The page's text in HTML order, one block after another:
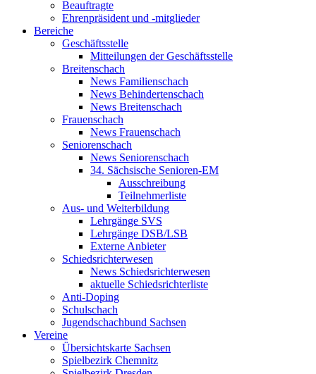
Beauftragte
Ehrenpräsident und -mitglieder
Bereiche
Geschäftsstelle
Mitteilungen der Geschäftsstelle
Breitenschach
News Familienschach
News Behindertenschach
News Breitenschach
Frauenschach
News Frauenschach
Seniorenschach
News Seniorenschach
34. Sächsische Senioren-EM
Ausschreibung
Teilnehmerliste
Aus- und Weiterbildung
Lehrgänge SVS
Lehrgänge DSB/LSB
Externe Anbieter
Schiedsrichterwesen
News Schiedsrichterwesen
aktuelle Schiedsrichterliste
Anti-Doping
Schulschach
Jugendschachbund Sachsen
Vereine
Übersichtskarte Sachsen
Spielbezirk Chemnitz